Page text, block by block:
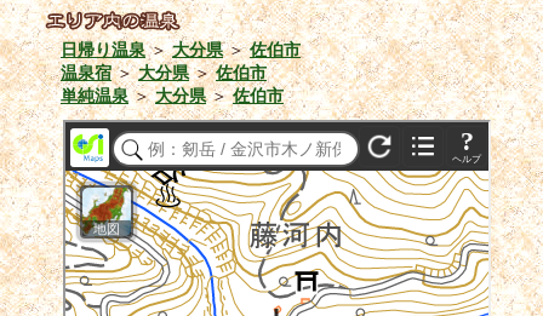
日帰り温泉＞大分県＞佐伯市
温泉宿＞大分県＞佐伯市
単純温泉＞大分県＞佐伯市